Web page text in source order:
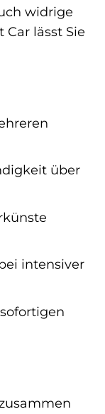
widrige
lässt Sie
über
intensiver